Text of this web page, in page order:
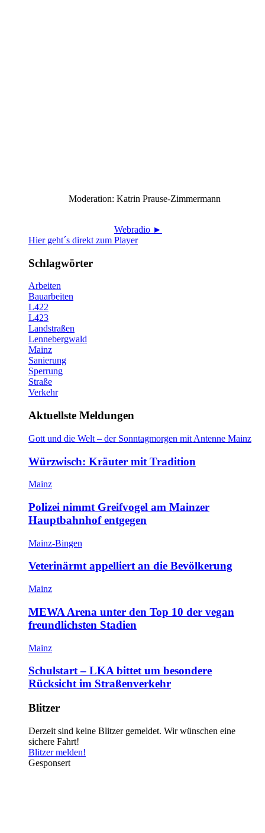
Moderation: Katrin Prause-Zimmermann
Webradio ►
Hier geht´s direkt zum Player
Schlagwörter
Arbeiten
Bauarbeiten
L422
L423
Landstraßen
Lennebergwald
Mainz
Sanierung
Sperrung
Straße
Verkehr
Aktuellste Meldungen
Gott und die Welt – der Sonntagmorgen mit Antenne Mainz
Würzwisch: Kräuter mit Tradition
Mainz
Polizei nimmt Greifvogel am Mainzer
Hauptbahnhof entgegen
Mainz-Bingen
Veterinärmt appelliert an die Bevölkerung
Mainz
MEWA Arena unter den Top 10 der vegan
freundlichsten Stadien
Mainz
Schulstart – LKA bittet um besondere
Rücksicht im Straßenverkehr
Blitzer
Derzeit sind keine Blitzer gemeldet. Wir wünschen eine
sichere Fahrt!
Blitzer melden!
Gesponsert